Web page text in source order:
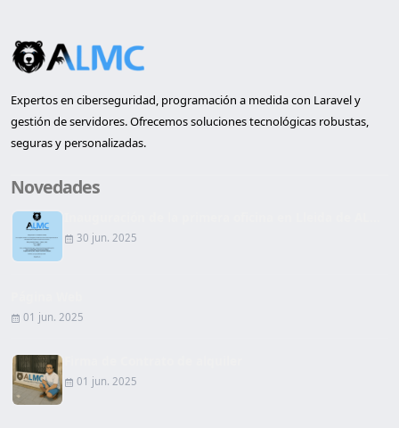
Expertos en ciberseguridad, programación a medida con Laravel y
gestión de servidores. Ofrecemos soluciones tecnológicas robustas,
seguras y personalizadas.
Novedades
30 jun. 2025
01 jun. 2025
01 jun. 2025